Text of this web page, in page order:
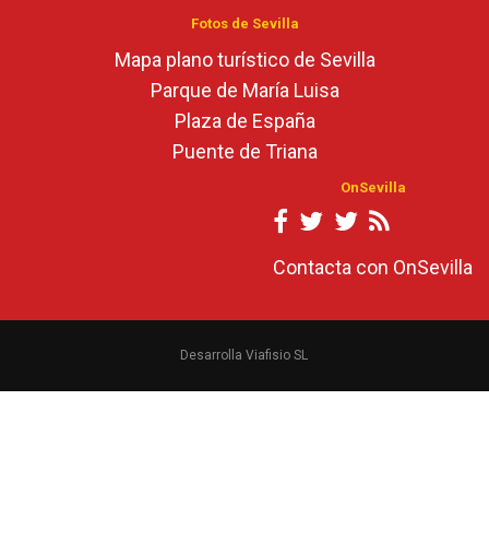
Fotos de Sevilla
Mapa plano turístico de Sevilla
Parque de María Luisa
Plaza de España
Puente de Triana
OnSevilla
Contacta con OnSevilla
Desarrolla Viafisio SL